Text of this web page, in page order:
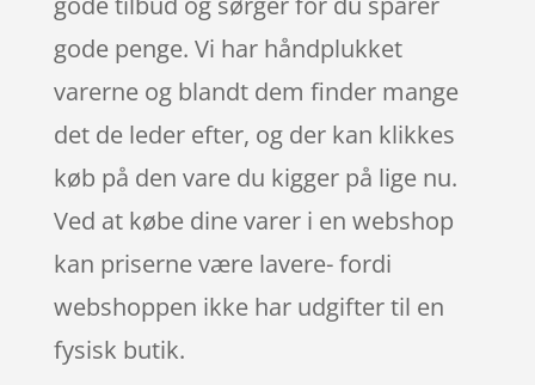
gode penge. Vi har håndplukket
varerne og blandt dem finder mange
det de leder efter, og der kan klikkes
køb på den vare du kigger på lige nu.
Ved at købe dine varer i en webshop
kan priserne være lavere- fordi
webshoppen ikke har udgifter til en
fysisk butik.